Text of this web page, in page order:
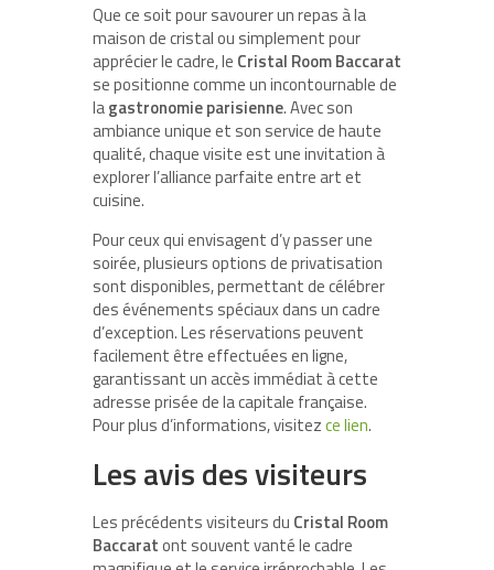
Que ce soit pour savourer un repas à la
maison de cristal ou simplement pour
apprécier le cadre, le Cristal Room Baccarat
se positionne comme un incontournable de
lagastronomie parisienne. Avec son
ambiance unique et son service de haute
qualité, chaque visite est une invitation à
explorer l’alliance parfaite entre art et
cuisine.
Pour ceux qui envisagent d’y passer une
soirée, plusieurs options de privatisation
sont disponibles, permettant de célébrer
des événements spéciaux dans un cadre
d’exception. Les réservations peuvent
facilement être effectuées en ligne,
garantissant un accès immédiat à cette
adresse prisée de la capitale française.
Pour plus d’informations, visitezce lien.
Les avis des visiteurs
Les précédents visiteurs du Cristal Room
Baccaratont souvent vanté le cadre